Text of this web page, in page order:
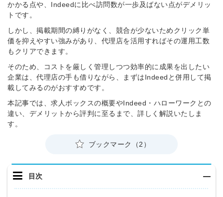
かかる点や、Indeedに比べ訪問数が一歩及ばない点がデメリッ
トです。
しかし、掲載期間の縛りがなく、競合が少ないためクリック単
価を抑えやすい強みがあり、代理店を活用すればその運用工数
もクリアできます。
そのため、コストを厳しく管理しつつ効率的に成果を出したい
企業は、代理店の手も借りながら、まずはIndeedと併用して掲
載してみるのがおすすめです。
本記事では、求人ボックスの概要やIndeed・ハローワークとの
違い、デメリットから評判に至るまで、詳しく解説いたしま
す。
ブックマーク（2）
目次